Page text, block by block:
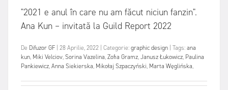
"2021 e anul în care nu am făcut niciun fanzin".
Ana Kun – invitată la Guild Report 2022
De Difuzor GF 28 Aprilie, 2022 Categorie:graphic design Tags:ana
kun, Miki Velciov,Sorina Vazelina,Zofia Gramz,Janusz Łukowicz, Paulina
Pankiewicz,Anna Siekierska, Mikołaj Szpaczyński, Marta Węglińska,